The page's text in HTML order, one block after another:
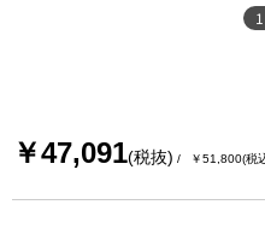
1
￥47,091(税抜) ￥51,800(税